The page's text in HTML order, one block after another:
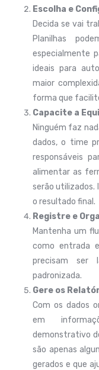
Escolha e
Decida se vai
Planilhas
especialmente
ideais para
maior
forma que
Capacite a
Ninguém faz
dados, o time
responsáveis
alimentar as
serão utilizados.
o resultado final.
Registre e
Mantenha um
como entrada
precisam ser
padronizada.
Gere os
Com os dados
em
demonstrativo
são apenas
gerados e que